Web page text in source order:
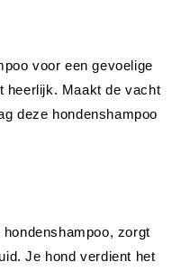
hondenshampoo, zorgt
Je hond verdient het